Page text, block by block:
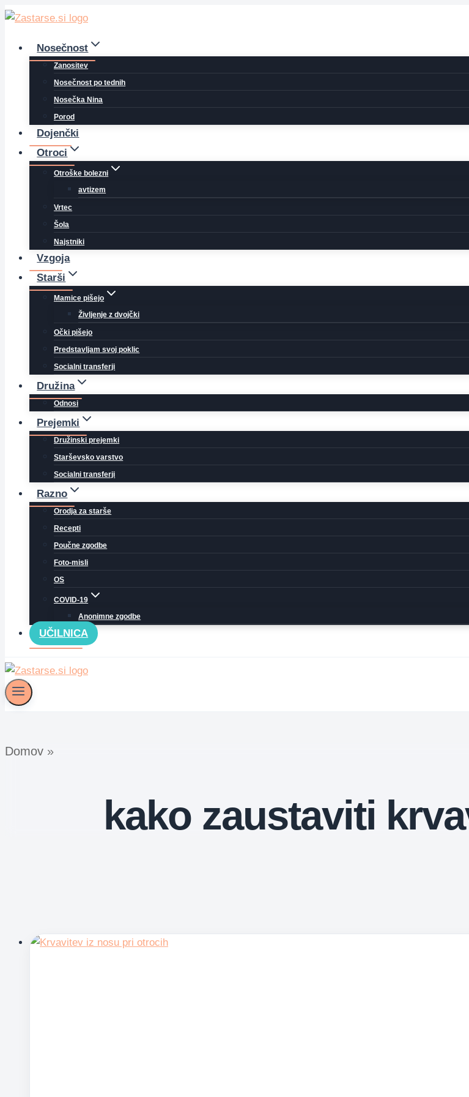
Skip
contentNosečnost
Zanositev
Nosečnost po tednih
Nosečka Nina
Porod
Dojenčki
Otroci
Otroške bolezni
avtizem
Vrtec
Šola
Najstniki
Vzgoja
Starši
Mamice pišejo
Življenje z dvojčki
Očki pišejo
Predstavljam svoj poklic
Socialni transferji
Družina
Odnosi
Prejemki
Družinski prejemki
Starševsko varstvo
Socialni transferji
Razno
Orodja za starše
Recepti
Poučne zgodbe
Foto-misli
OS
COVID-19
Anonimne zgodbe
UČILNICA
Domov »
kako zaustaviti